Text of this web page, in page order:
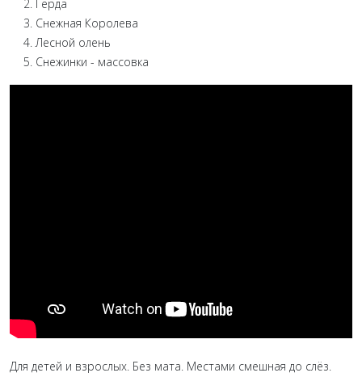
Герда
Снежная Королева
Лесной олень
Снежинки - массовка
Для детей и взрослых. Без мата. Местами смешная до слёз.